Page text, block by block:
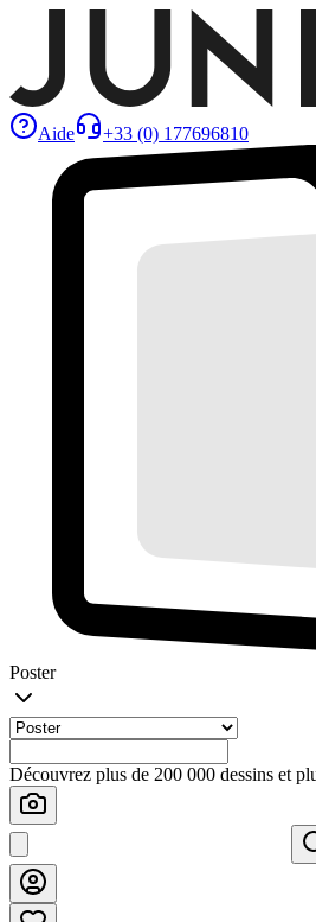
Aide +33 (0) 177696810
Poster
Découvrez plus de 200 000 dessins et